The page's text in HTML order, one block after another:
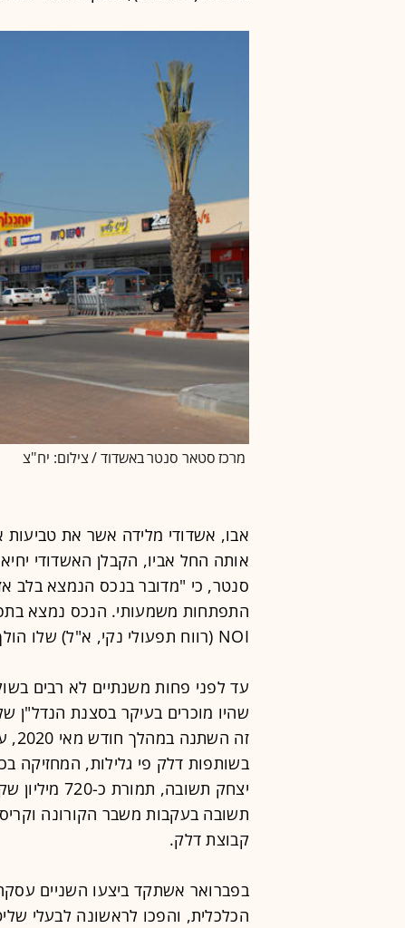
מרכז סטאר סנטר באשדוד / צילום: יח''צ
אבו, אשדודי מלידה אשר את טביעות
אותה החל אביו, הקבלן האשדודי
סנטר, כי "מדובר בנכס הנמצא בלב
התפתחות משמעותי. הנכס נמצא
NOI (רווח תפעולי נקי, א"ל) שלו הולך וגדל".
עד לפני פחות משנתיים לא רבים
שהיו מוכרים בעיקר בסצנת הנדל"ן
זה
בשותפות דלק פי גלילות, המחזיקה
יצחק תשובה,
תשובה בעקבות משבר הקורונה
קבוצת דלק.
בפברואר אשתקד ביצעו השניים
הכלכלית, והפכו לראשונה לבעלי